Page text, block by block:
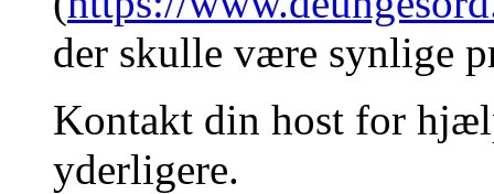
der skulle være synlige
Kontakt din host for
yderligere.